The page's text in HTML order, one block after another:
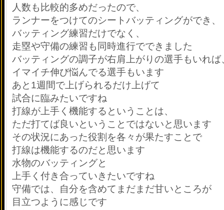
人数も比較的多めだったので、
ランナーをつけてのシートバッティングができ、
バッティング練習だけでなく、
走塁や守備の練習も同時進行でできました
バッティングの調子が右肩上がりの選手もいれば
イマイチ伸び悩んでる選手もいます
あと1週間で上げられるだけ上げて
試合に臨みたいですね
打線が上手く機能するということは、
ただ打てば良いということではないと思います
その状況にあった役割を各々が果たすことで
打線は機能するのだと思います
水物のバッティングと
上手く付き合っていきたいですね
守備では、自分を含めてまだまだ甘いところが
目立つように感じです